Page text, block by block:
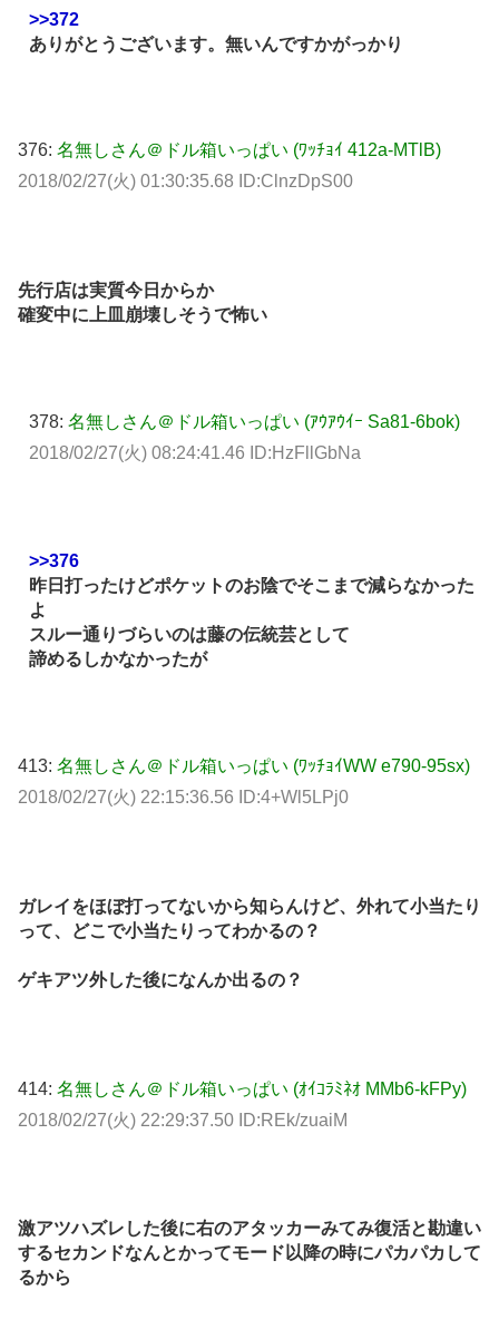
>>372
ありがとうございます。無いんですかがっかり
376: 名無しさん＠ドル箱いっぱい (ﾜｯﾁｮｲ 412a-MTlB)
2018/02/27(火) 01:30:35.68 ID:ClnzDpS00
先行店は実質今日からか
確変中に上皿崩壊しそうで怖い
378: 名無しさん＠ドル箱いっぱい (ｱｳｱｳｲｰ Sa81-6bok)
2018/02/27(火) 08:24:41.46 ID:HzFllGbNa
>>376
昨日打ったけどポケットのお陰でそこまで減らなかった
よ
スルー通りづらいのは藤の伝統芸として
諦めるしかなかったが
413: 名無しさん＠ドル箱いっぱい (ﾜｯﾁｮｲWW e790-95sx)
2018/02/27(火) 22:15:36.56 ID:4+Wl5LPj0
ガレイをほぼ打ってないから知らんけど、外れて小当たり
って、どこで小当たりってわかるの？
ゲキアツ外した後になんか出るの？
414: 名無しさん＠ドル箱いっぱい (ｵｲｺﾗﾐﾈｵ MMb6-kFPy)
2018/02/27(火) 22:29:37.50 ID:REk/zuaiM
激アツハズレした後に右のアタッカーみてみ復活と勘違い
するセカンドなんとかってモード以降の時にパカパカして
るから